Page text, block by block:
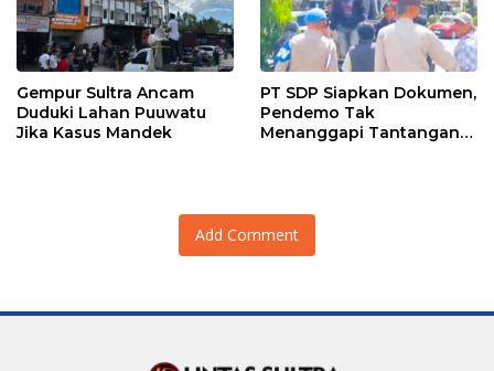
Gempur Sultra Ancam
Duduki Lahan Puuwatu
Jika Kasus Mandek
PT SDP Siapkan Dokumen,
Pendemo Tak
Menanggapi Tantangan
Add Comment